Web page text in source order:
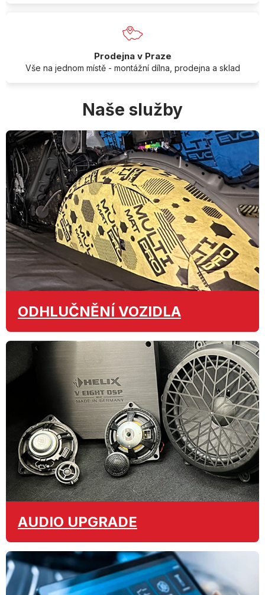
Prodejna v Praze
Vše na jednom místě - montážní dílna, prodejna a sklad
Naše služby
ODHLUČNĚNÍ VOZIDLA
AUDIO UPGRADE